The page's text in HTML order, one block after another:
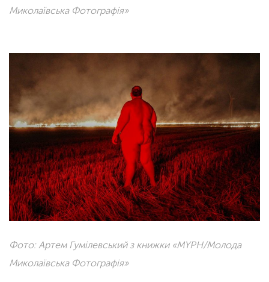
Миколаївська Фотографія»
Фото: Артем Гумілевський з книжки «MYPH/Молода
Миколаївська Фотографія»